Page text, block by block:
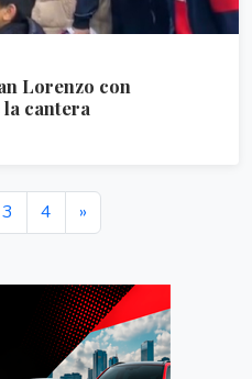
Lorenzo con
cantera
3 4 »